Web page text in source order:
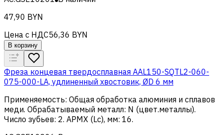
47,90 BYN
Цена с НДС56,36 BYN
В корзину
Фреза концевая твердосплавная AAL150-SQTL2-060-
075-000-LA, удлиненный хвостовик, ØD 6 мм
Применяемость: Общая обработка алюминия и сплавов
меди. Обрабатываемый металл: N (цвет.металлы).
Число зубьев: 2. APMX (Lc), мм: 16.